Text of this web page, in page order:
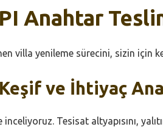
Anahtar
villa yenileme sürecini, sizin
Keşif ve İhtiyaç
inceliyoruz. Tesisat altyapısını,